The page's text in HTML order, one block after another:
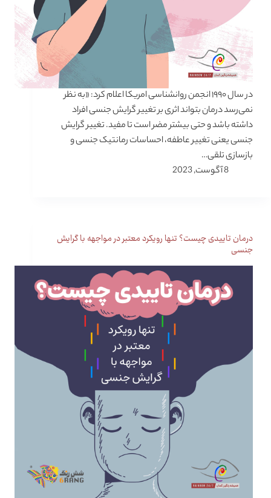
در سال ۱۹۹۰ انجمن روانشناسی امریکا اعلام کرد: «به نظر
نمی‌رسد درمان بتواند اثری بر تغییر گرایش جنسی افراد
داشته باشد و حتی بیشتر مضر است تا مفید. تغییر گرایش
جنسی یعنی تغییر عاطفه، احساسات رمانتیک جنسی و
بازسازی تلقی…
8 آگوست, 2023
درمان تاییدی چیست؟ تنها رویکرد معتبر در مواجهه با گرایش
جنسی